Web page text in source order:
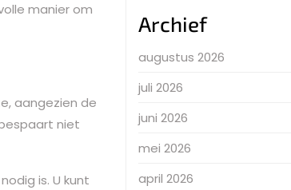
manier om
aangezien de
niet
is. U kunt
Archief
augustus 2026
juli 2026
juni 2026
mei 2026
april 2026